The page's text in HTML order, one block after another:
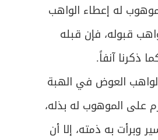
له إعطاء الواهب
قبوله، فإن قبله
ذكرنا آنفاً.
العوض في الهبة
على الموهوب له بذله،
وبرأت به ذمته، إلا أن
ـ الوصية بالحرمان
في الوصي
في الشروط
في كيفية القيام بالوصية